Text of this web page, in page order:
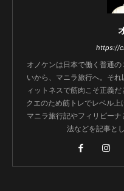
https://
オノケンは日本で働く普通
いから、マニラ旅行へ。そ
ィットネスで筋肉こそ正義
クエのため筋トレでレベル上
マニラ旅行記やフィリピー
法などを記事と